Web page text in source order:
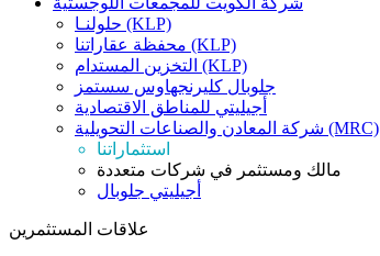
حلولنـا (KLP)
محفظة عقاراتنا (KLP)
التخزين المستدام (KLP)
جلوبال كليرنجهاوس سستمز
أجيليتي للمناطق الاقتصادية
شركة المعادن والصناعات التحويلية (MRC)
استثماراتنا
مالك ومستثمر في شركات متعددة
أجيليتي جلوبال
علاقات المستثمرين